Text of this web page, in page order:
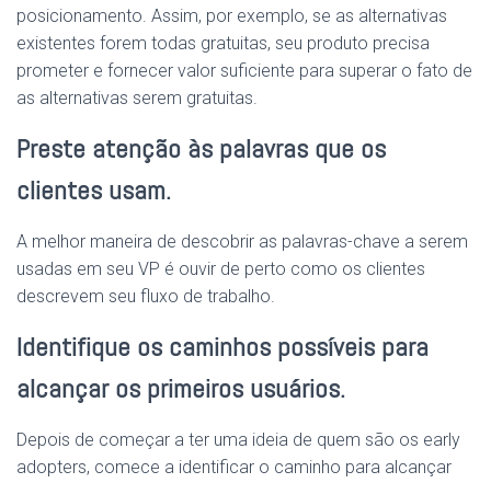
posicionamento. Assim, por exemplo, se as alternativas
existentes forem todas gratuitas, seu produto precisa
prometer e fornecer valor suficiente para superar o fato de
as alternativas serem gratuitas.
Preste atenção às palavras que os
clientes usam.
A melhor maneira de descobrir as palavras-chave a serem
usadas em seu VP é ouvir de perto como os clientes
descrevem seu fluxo de trabalho.
Identifique os caminhos possíveis para
alcançar os primeiros usuários.
Depois de começar a ter uma ideia de quem são os early
adopters, comece a identificar o caminho para alcançar